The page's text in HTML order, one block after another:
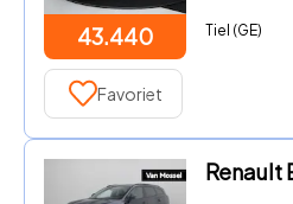
43.440 Tiel (GE)
Favoriet